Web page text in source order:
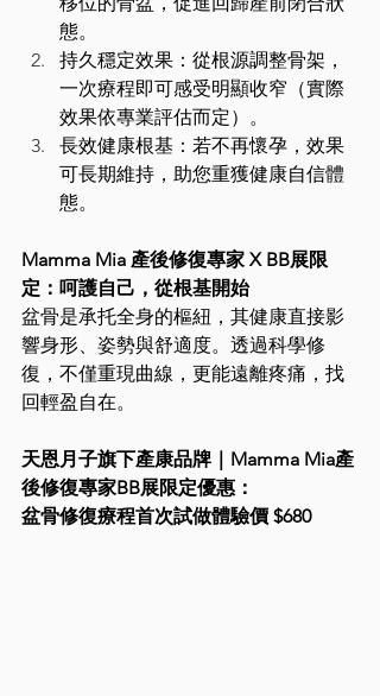
態。
持久穩定效果：從根源調整骨架，
一次療程即可感受明顯收窄（實際
效果依專業評估而定）。
長效健康根基：若不再懷孕，效果
可長期維持，助您重獲健康自信體
態。
Mamma Mia 產後修復專家 X BB展限
定：呵護自己，從根基開始
盆骨是承托全身的樞紐，其健康直接影
響身形、姿勢與舒適度。透過科學修
復，不僅重現曲線，更能遠離疼痛，找
回輕盈自在。
天恩月子旗下產康品牌｜Mamma Mia產
後修復專家BB展限定優惠：
盆骨修復療程首次試做體驗價 $680